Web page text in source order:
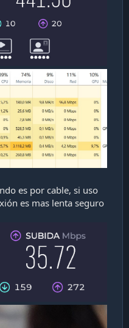
es por cable, si uso
es mas lenta seguro